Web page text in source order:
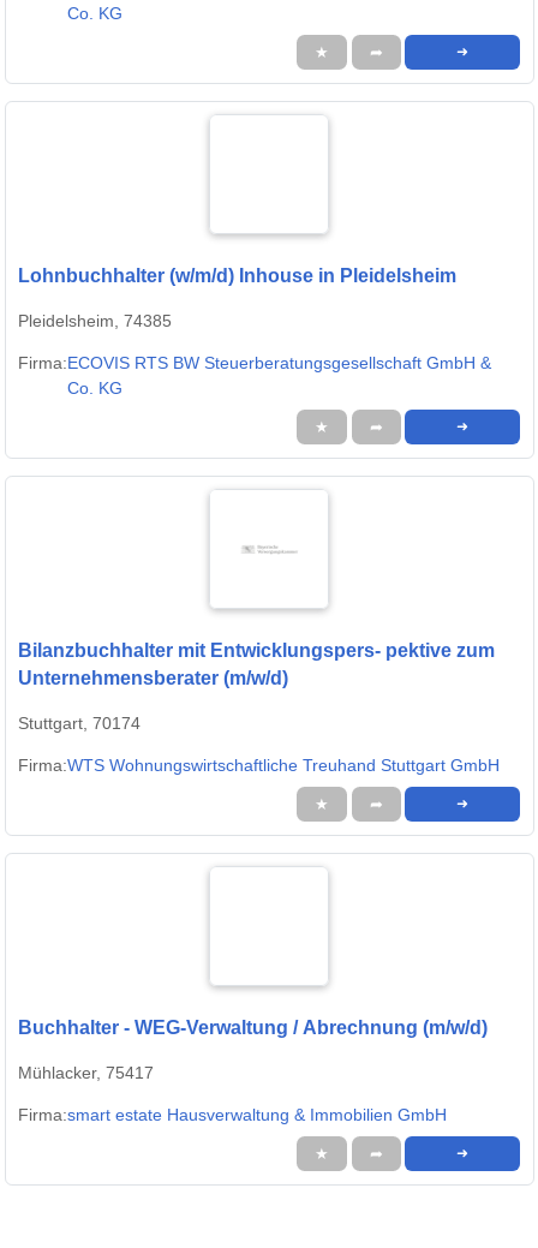
Co. KG
★ ➦ ➜
Lohnbuchhalter (w/m/d) Inhouse in Pleidelsheim
Pleidelsheim, 74385
Firma:ECOVIS RTS BW Steuerberatungsgesellschaft GmbH &
Co. KG
★ ➦ ➜
Bilanzbuchhalter mit Entwicklungspers- pektive zum
Unternehmensberater (m/w/d)
Stuttgart, 70174
Firma:WTS Wohnungswirtschaftliche Treuhand Stuttgart GmbH
★ ➦ ➜
Buchhalter - WEG-Verwaltung / Abrechnung (m/w/d)
Mühlacker, 75417
Firma:smart estate Hausverwaltung & Immobilien GmbH
★ ➦ ➜